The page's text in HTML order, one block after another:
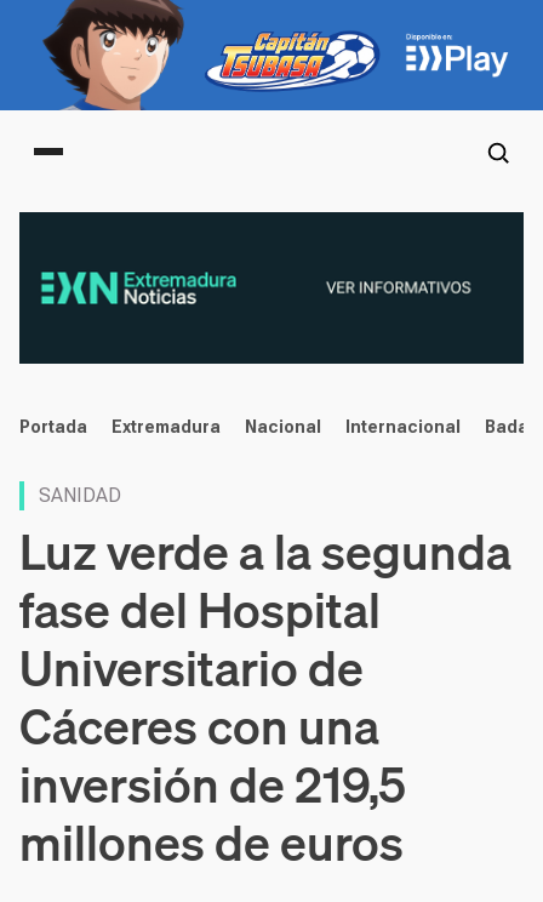
Main menu
noticias
Portada Extremadura Nacional Internacional
SANIDAD
Luz verde a la segunda
fase del Hospital
Universitario de
Cáceres con una
inversión de 219,5
millones de euros